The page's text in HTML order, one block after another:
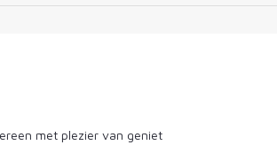
met plezier van geniet